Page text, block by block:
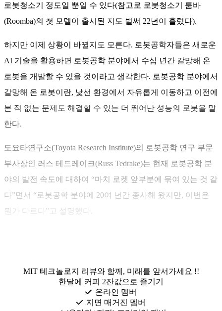
로봇청소기 정도일 뿐일 수 있다(참고로 로봇청소기 룸바
(Roomba)의 첫 모델이 출시된 지도 벌써 22년이 흘렀다).
하지만 이제 상황이 바뀔지도 모른다. 로봇공학자들은 새로운
AI 기술을 활용하면 로봇공학 분야에서 수십 년간 갈망해 온
로봇을 개발할 수 있을 것이라고 생각한다. 로봇공학 분야에서
갈망해 온 로봇이란, 낯선 환경에서 자유롭게 이동하고 이전에
본 적 없는 문제도 해결할 수 있는 더 뛰어난 성능의 로봇을 말
한다.
도요타연구소(Toyota Research Institute)의 로봇공학 연구 부문
부사장인 러스 테드레이크(Russ Tedrake)는 현재 로봇공학 분
야의 발전 속도에 대하여 “마치 로켓 앞부분에 묶여 있는 것 같
다”면서 “로봇공학 분야에 20여 년간 종사해 왔지만, 이번은
뭔가 다르다”고 설명했다.
MIT 테크놀로지 리뷰와 함께, 미래를 앞서가세요 !!
한달에 커피 2잔값으로 즐기기
온라인 멤버
지면 매거진 멤버